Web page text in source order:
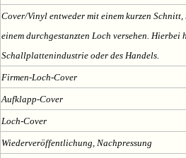
Cover/Vinyl entweder mit einem kurzen
einem durchgestanzten Loch versehen. Hierbei
Schallplattenindustrie oder des Handels.
Firmen-Loch-Cover
Aufklapp-Cover
Loch-Cover
Wiederveröffentlichung, Nachpressung